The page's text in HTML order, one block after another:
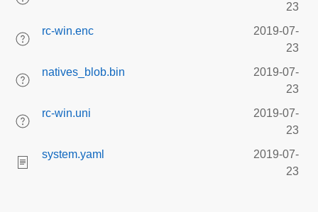
23
rc-win.enc
2019-07-
23
natives_blob.bin
2019-07-
23
rc-win.uni
2019-07-
23
system.yaml
2019-07-
23